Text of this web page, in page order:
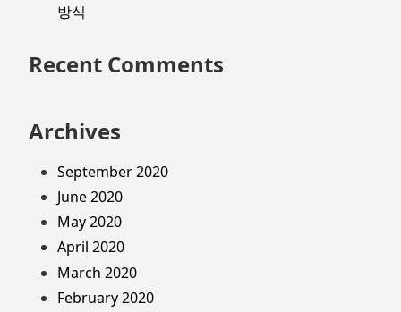
방식
Recent Comments
Archives
September 2020
June 2020
May 2020
April 2020
March 2020
February 2020